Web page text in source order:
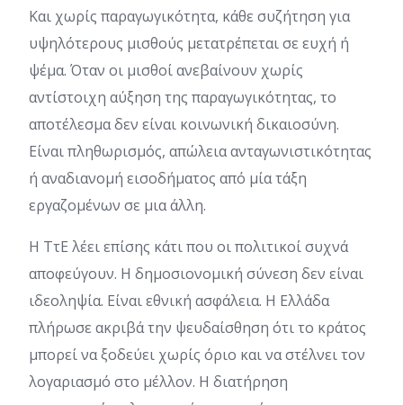
Και χωρίς παραγωγικότητα, κάθε συζήτηση για
υψηλότερους μισθούς μετατρέπεται σε ευχή ή
ψέμα. Όταν οι μισθοί ανεβαίνουν χωρίς
αντίστοιχη αύξηση της παραγωγικότητας, το
αποτέλεσμα δεν είναι κοινωνική δικαιοσύνη.
Είναι πληθωρισμός, απώλεια ανταγωνιστικότητας
ή αναδιανομή εισοδήματος από μία τάξη
εργαζομένων σε μια άλλη.
Η ΤτΕ λέει επίσης κάτι που οι πολιτικοί συχνά
αποφεύγουν. Η δημοσιονομική σύνεση δεν είναι
ιδεοληψία. Είναι εθνική ασφάλεια. Η Ελλάδα
πλήρωσε ακριβά την ψευδαίσθηση ότι το κράτος
μπορεί να ξοδεύει χωρίς όριο και να στέλνει τον
λογαριασμό στο μέλλον. Η διατήρηση